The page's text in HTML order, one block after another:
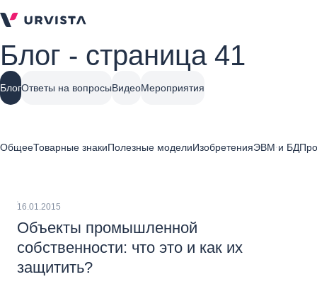
Блог - страница 41
БлогОтветы на вопросыВидеоМероприятия
ОбщееТоварные знакиПолезные моделиИзобретенияЭВМ и БД
16.01.2015
Объекты промышленной
собственности: что это и как их
защитить?